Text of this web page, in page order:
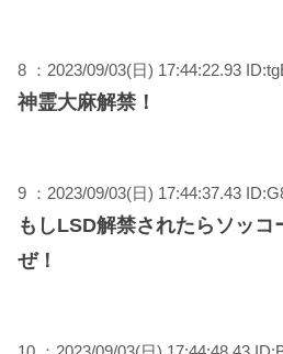
8 ：2023/09/03(日) 17:44:22.93
神霊大麻解禁！
9 ：2023/09/03(日) 17:44:37.43
もしLSD解禁されたらソッコ
ぜ！